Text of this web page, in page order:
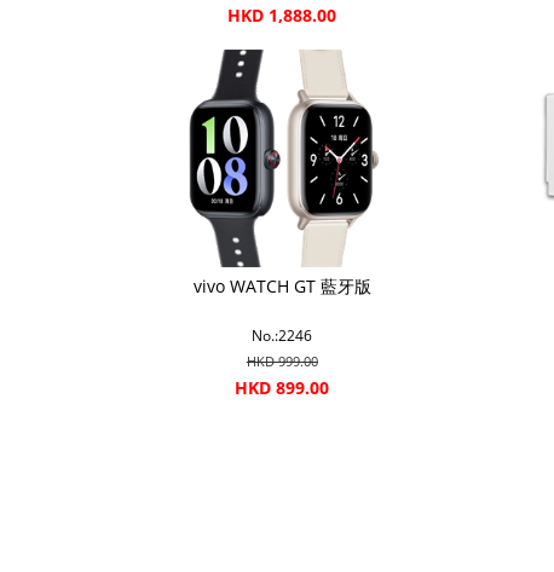
HKD 1,888.00
vivo WATCH GT 藍牙版
No.:2246
HKD 999.00
HKD 899.00